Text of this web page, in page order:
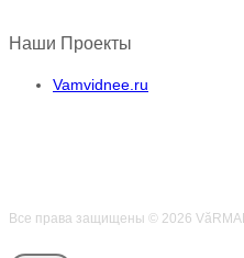
Наши Проекты
Vamvidnee.ru
Все права защищены © 2026